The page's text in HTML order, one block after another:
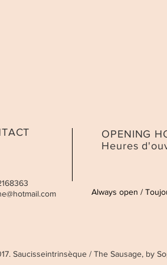
OPENING
Heures
Always open /
Saucisseintrinsèque / The Sausage, by